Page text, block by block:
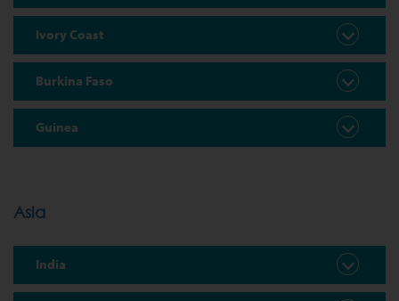
Ivory Coast
Burkina Faso
Guinea
Asia
India